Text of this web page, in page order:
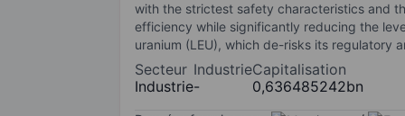
with the strictest safety characteristics and
efficiency while significantly reducing the
uranium (LEU), which de-risks its regulatory
Secteur
Industrie
Industrie
-
Capitalisation
0,636485242bn